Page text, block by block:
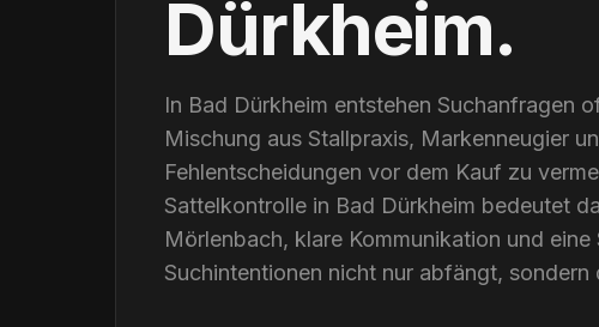
Dürkheim.
In Bad Dürkheim entstehen Suchanfragen
Mischung aus Stallpraxis, Markenneugier
Fehlentscheidungen vor dem Kauf zu
Sattelkontrolle in Bad Dürkheim bedeutet
Mörlenbach, klare Kommunikation und eine
Suchintentionen nicht nur abfängt,